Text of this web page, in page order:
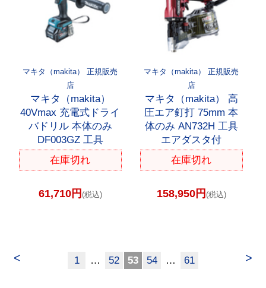
マキタ（makita） 正規販売
店
マキタ（makita）
40Vmax 充電式ドライ
バドリル 本体のみ
DF003GZ 工具
在庫切れ
61,710円 (税込)
マキタ（makita） 正規販売
店
マキタ（makita） 高
圧エア釘打 75mm 本
体のみ AN732H 工具
エアダスタ付
在庫切れ
158,950円 (税込)
< >
1 … 52 53 54 … 61